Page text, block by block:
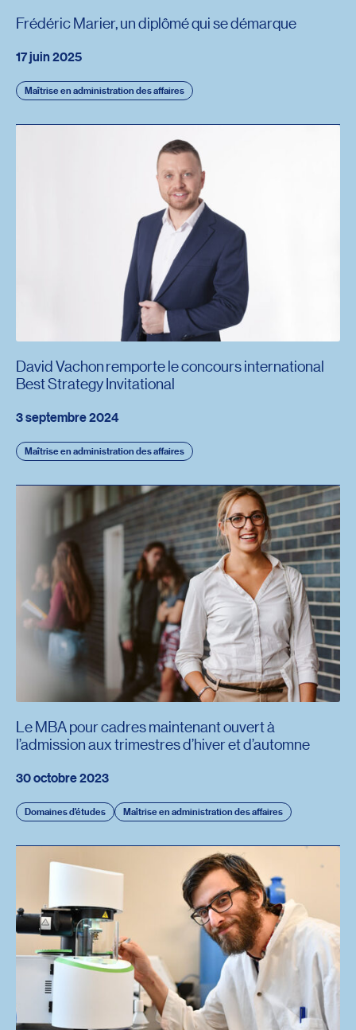
17 juin 2025
Maîtrise en administration des affaires
Frédéric Marier, un diplômé qui se démarque
3 septembre 2024
Maîtrise en administration des affaires
David Vachon remporte le concours international
Best Strategy Invitational
30 octobre 2023
Domaines d'études Maîtrise en administration des affaires
Le MBA pour cadres maintenant ouvert à
l’admission aux trimestres d’hiver et d’automne